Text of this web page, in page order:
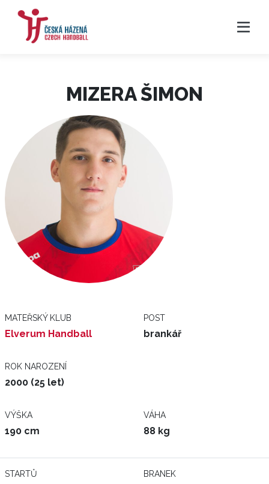
MIZERA ŠIMON
MATEŘSKÝ KLUB
Elverum Handball
POST
brankář
ROK NAROZENÍ
2000 (25 let)
VÝŠKA
190 cm
VÁHA
88 kg
STARTŮ BRANEK